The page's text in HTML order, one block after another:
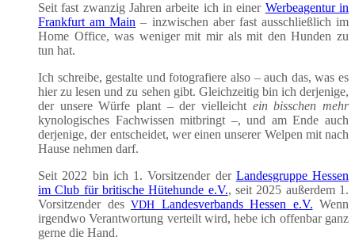
Seit fast zwan­zig Jah­ren arbei­te ich in einer Wer­be­agen­tur in
Frank­furt am Main – inzwi­schen aber fast aus­schließ­lich im
Home Office, was weni­ger mit mir als mit den Hun­den zu
tun hat.
Ich schrei­be, gestal­te und foto­gra­fie­re also – auch das, was es
hier zu lesen und zu sehen gibt. Gleich­zei­tig bin ich der­je­ni­ge,
der unse­re Wür­fe plant – der viel­leicht ein biss­chen mehr
kyno­lo­gi­sches Fach­wis­sen mit­bringt –, und am Ende auch
der­je­ni­ge, der ent­schei­det, wer einen unse­rer Wel­pen mit nach
Hau­se neh­men darf.
Seit 2022 bin ich 1. Vor­sit­zen­der der Lan­des­grup­pe Hes­sen
im Club für bri­ti­sche Hüte­hun­de e.V., seit 2025 außer­dem 1.
Vor­sit­zen­der des VDH Lan­des­ver­bands Hes­sen e.V. Wenn
irgend­wo Ver­ant­wor­tung ver­teilt wird, hebe ich offen­bar ganz
ger­ne die Hand.